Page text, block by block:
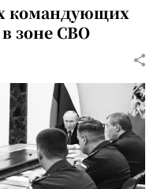
командующих
зоне СВО